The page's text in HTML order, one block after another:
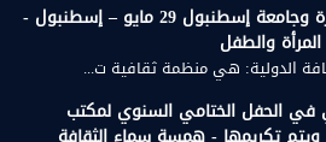
زيارة علمية إلى جامعة مرمرة وجامعة إسطنبول 29 مايو – إسطنبول -
والطفل
الدولية: هي منظمة ثقافية ت...
الحفل الختامي السنوي لمكتب